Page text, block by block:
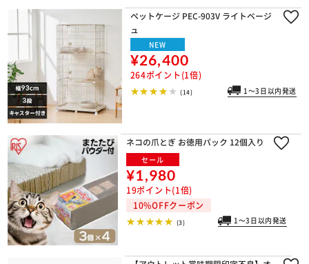
ペットケージ PEC-903V ライトベージ
ュ
NEW
¥26,400
264ポイント(1倍)
(14) 1～3日以内発送
ネコの爪とぎ お徳用パック 12個入り
セール
¥1,980
19ポイント(1倍)
10%OFFクーポン
(3) 1～3日以内発送